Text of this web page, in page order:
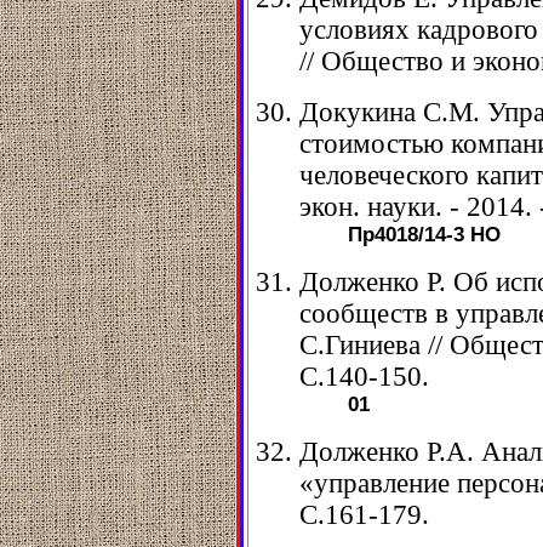
условиях
// Общество и
Докукина С.М.
стоимостью
человеческого
экон. науки. -
Пр4018/14-3 НО
Долженко Р. Об
сообществ в
С.Гиниева //
С.140-150.
01
Долженко Р.А.
«управление
С.161-179.